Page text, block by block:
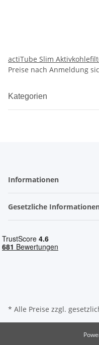
actiTube Slim
Preise nach Anmeldung
Kategorien
Informationen
Gesetzliche
* Alle Preise zzgl.